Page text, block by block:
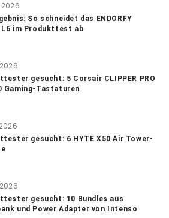
So schneidet das ENDORFY
L6 im Produkttest ab
gesucht: 5 Corsair CLIPPER PRO
Gaming-Tastaturen
gesucht: 6 HYTE X50 Air Tower-
gesucht: 10 Bundles aus
und Power Adapter von Intenso